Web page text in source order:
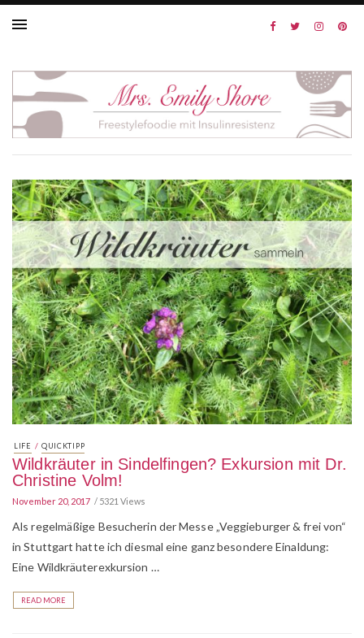
LIFE / QUICKTIPP
Wildkräuter in Sindelfingen? Exkursion mit Dr.
Christine Volm!
November 20, 2017 5321 Views
Als regelmäßige Besucherin der Messe „Veggieburger & frei von“
in Stuttgart hatte ich diesmal eine ganz besondere Einaldung:
Eine Wildkräuterexkursion …
READ MORE